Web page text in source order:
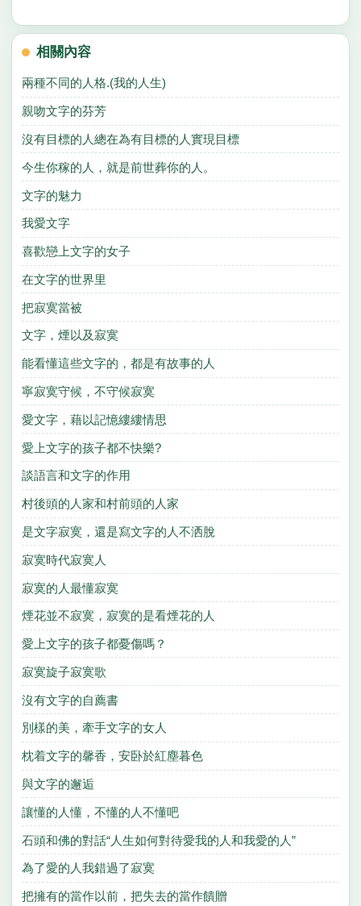
相關內容
兩種不同的人格.(我的人生)
親吻文字的芬芳
沒有目標的人總在為有目標的人實現目標
今生你稼的人，就是前世葬你的人。
文字的魅力
我愛文字
喜歡戀上文字的女子
在文字的世界里
把寂寞當被
文字，煙以及寂寞
能看懂這些文字的，都是有故事的人
寧寂寞守候，不守候寂寞
愛文字，藉以記憶縷縷情思
愛上文字的孩子都不快樂?
談語言和文字的作用
村後頭的人家和村前頭的人家
是文字寂寞，還是寫文字的人不洒脫
寂寞時代寂寞人
寂寞的人最懂寂寞
煙花並不寂寞，寂寞的是看煙花的人
愛上文字的孩子都憂傷嗎？
寂寞旋子寂寞歌
沒有文字的自薦書
別樣的美，牽手文字的女人
枕着文字的馨香，安卧於紅塵暮色
與文字的邂逅
讓懂的人懂，不懂的人不懂吧
石頭和佛的對話“人生如何對待愛我的人和我愛的人”
為了愛的人我錯過了寂寞
把擁有的當作以前，把失去的當作饋贈